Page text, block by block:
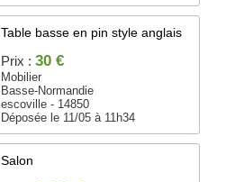
Table basse en pin style anglais
Prix : 30 €
Mobilier
Basse-Normandie
escoville - 14850
Déposée le 11/05 à 11h34
Salon